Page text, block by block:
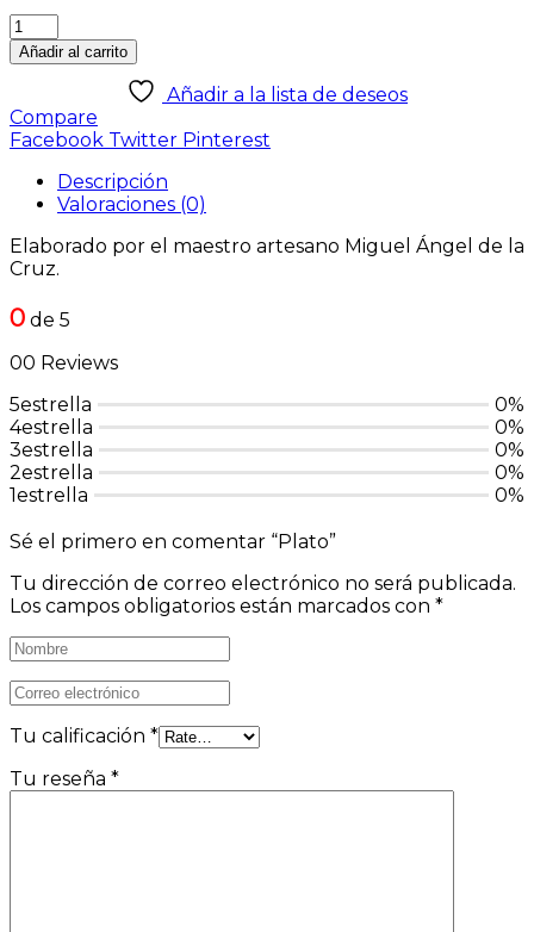
Añadir al carrito
Añadir a la lista de deseos
Compare
Facebook Twitter Pinterest
Descripción
Valoraciones (0)
Elaborado por el maestro artesano Miguel Ángel de la
Cruz.
0 de 5
00 Reviews
5estrella
0%
4estrella
0%
3estrella
0%
2estrella
0%
1estrella
0%
Sé el primero en comentar “Plato”
Tu dirección de correo electrónico no será publicada.
Los campos obligatorios están marcados con *
Tu calificación *
Tu reseña *